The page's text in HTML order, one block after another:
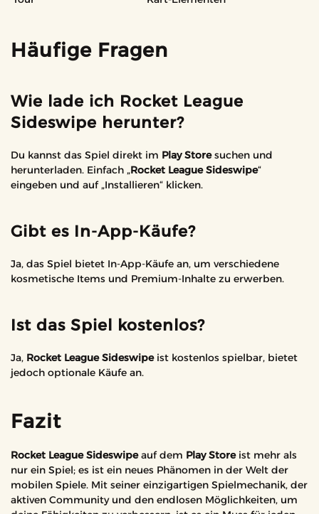
Häufige Fragen
Wie lade ich Rocket League
Sideswipe herunter?
Du kannst das Spiel direkt im Play Storesuchen und
herunterladen. Einfach „Rocket League Sideswipe“
eingeben und auf „Installieren“ klicken.
Gibt es In-App-Käufe?
Ja, das Spiel bietet In-App-Käufe an, um verschiedene
kosmetische Items und Premium-Inhalte zu erwerben.
Ist das Spiel kostenlos?
Ja, Rocket League Sideswipeist kostenlos spielbar, bietet
jedoch optionale Käufe an.
Fazit
Rocket League Sideswipeauf dem Play Storeist mehr als
nur ein Spiel; es ist ein neues Phänomen in der Welt der
mobilen Spiele. Mit seiner einzigartigen Spielmechanik, der
aktiven Community und den endlosen Möglichkeiten, um